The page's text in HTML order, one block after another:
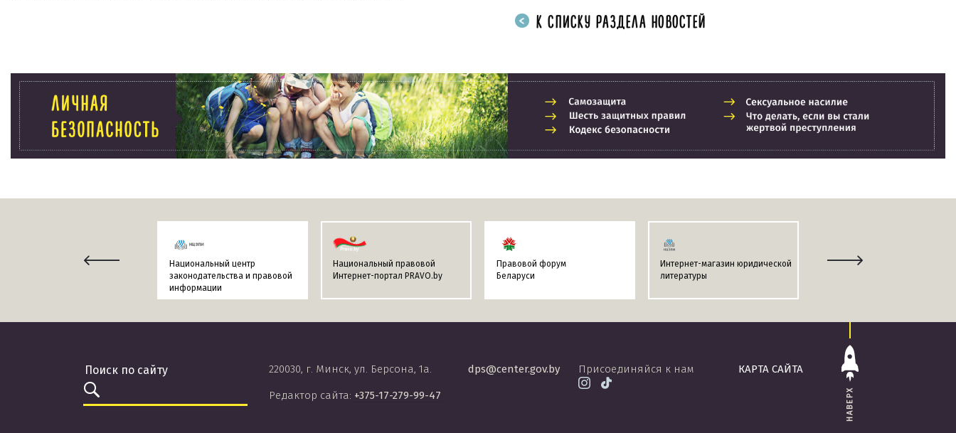
К СПИСКУ РАЗДЕЛА НОВОСТЕЙ
Национальный центр
законодательства и правовой
информации
Национальный правовой
Интернет-портал PRAVO.by
Правовой форум
Беларуси
Интернет-магазин юридической
литературы
Информационно-поисковая
НАВЕРХ
КАРТА САЙТА
220030, г. Минск, ул. Берсона, 1а.
Редактор сайта: +375-17-279-99-47
dps@center.gov.by Присоединяйся к нам